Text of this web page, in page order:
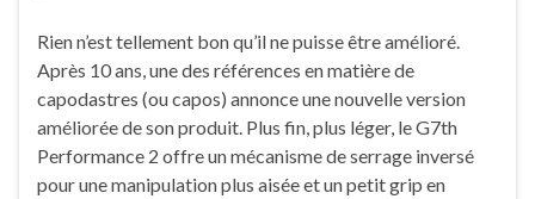
Rien n’est tellement bon qu’il ne puisse être amélioré.
Après 10 ans, une des références en matière de
capodastres (ou capos) annonce une nouvelle version
améliorée de son produit. Plus fin, plus léger, le G7th
Performance 2 offre un mécanisme de serrage inversé
pour une manipulation plus aisée et un petit grip en